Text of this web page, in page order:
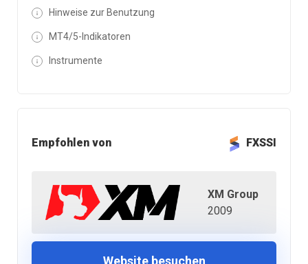
Hinweise zur Benutzung
MT4/5-Indikatoren
Instrumente
Empfohlen von FXSSI
XM Group
2009
Website besuchen